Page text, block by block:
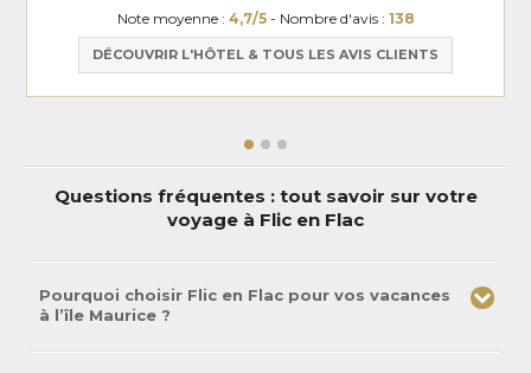
Note moyenne : 4,7/5- Nombre d'avis : 138
DÉCOUVRIR L'HÔTEL & TOUS LES AVIS CLIENTS
Questions fréquentes : tout savoir sur votre
voyage à Flic en Flac
Pourquoi choisir Flic en Flac pour vos vacances
à l’île Maurice ?